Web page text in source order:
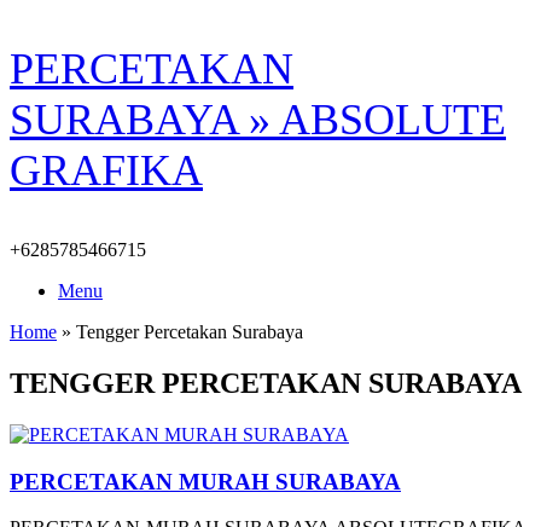
Skip
to
content
PERCETAKAN
SURABAYA » ABSOLUTE
GRAFIKA
+6285785466715
Menu
Home » Tengger Percetakan Surabaya
TENGGER PERCETAKAN SURABAYA
PERCETAKAN MURAH SURABAYA